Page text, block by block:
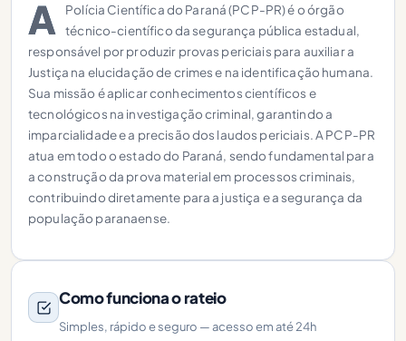
A
Polícia Científica do Paraná (PCP-PR) é o órgão
técnico-científico da segurança pública estadual,
responsável por produzir provas periciais para auxiliar a
Justiça na elucidação de crimes e na identificação humana.
Sua missão é aplicar conhecimentos científicos e
tecnológicos na investigação criminal, garantindo a
imparcialidade e a precisão dos laudos periciais. A PCP-PR
atua em todo o estado do Paraná, sendo fundamental para
a construção da prova material em processos criminais,
contribuindo diretamente para a justiça e a segurança da
população paranaense.
Como funciona o rateio
Simples, rápido e seguro — acesso em até 24h